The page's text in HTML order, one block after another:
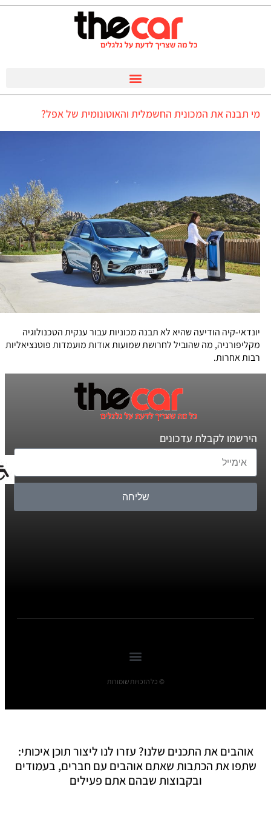
מי תבנה את המכונית החשמלית והאוטונומית של אפל?
יונדאי-קיה הודיעה שהיא לא תבנה מכוניות עבור ענקית הטכנולוגיה
מקליפורניה, מה שהוביל לחרושת שמועות אודות מועמדות פוטנציאליות
רבות אחרות.
הירשמו לקבלת עדכונים
שליחה
© כל הזכויות שומורות
אוהבים את התכנים שלנו? עזרו לנו ליצור תוכן איכותי:
שתפו את הכתבות שאתם אוהבים עם חברים, בעמודים
ובקבוצות שבהם אתם פעילים